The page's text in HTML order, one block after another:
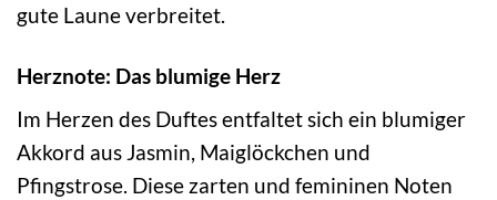
gute Laune verbreitet.
Herznote: Das blumige Herz
Im Herzen des Duftes entfaltet sich ein blumiger
Akkord aus Jasmin, Maiglöckchen und
Pfingstrose. Diese zarten und femininen Noten